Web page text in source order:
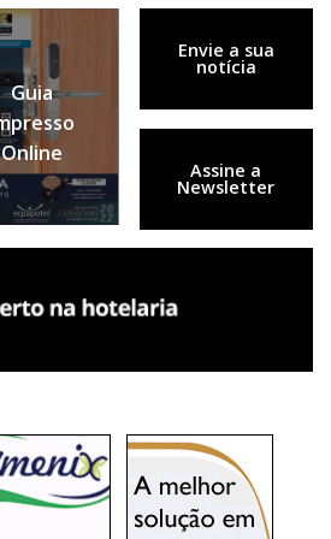
Guia
Online
Envie a sua
notícia
Assine a
Newsletter